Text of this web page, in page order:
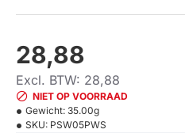
28,88
Excl. BTW: 28,88
NIET OP VOORRAAD
Gewicht: 35.00g
SKU: PSW05PWS